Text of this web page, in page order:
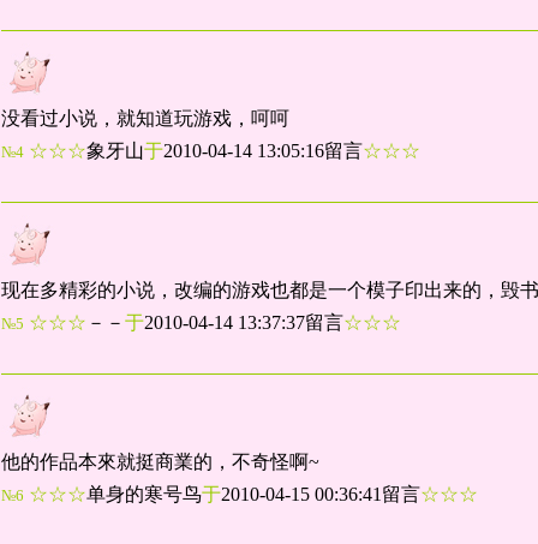
没看过小说，就知道玩游戏，呵呵
№4 ☆☆☆象牙山于2010-04-14 13:05:16留言☆☆☆
现在多精彩的小说，改编的游戏也都是一个模子印出来的，毁
№5 ☆☆☆ －－ 于2010-04-14 13:37:37留言☆☆☆
他的作品本來就挺商業的，不奇怪啊~
№6 ☆☆☆单身的寒号鸟于2010-04-15 00:36:41留言☆☆☆